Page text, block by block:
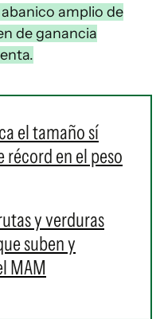
amplio de
de ganancia
el tamaño sí
en el peso
y verduras
suben y
MAM